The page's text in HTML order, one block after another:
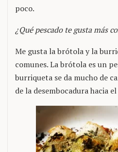
poco.
¿Qué pescado te gusta más
Me gusta la brótola y la
comunes. La brótola es un
burriqueta se da mucho de
de la desembocadura hacia